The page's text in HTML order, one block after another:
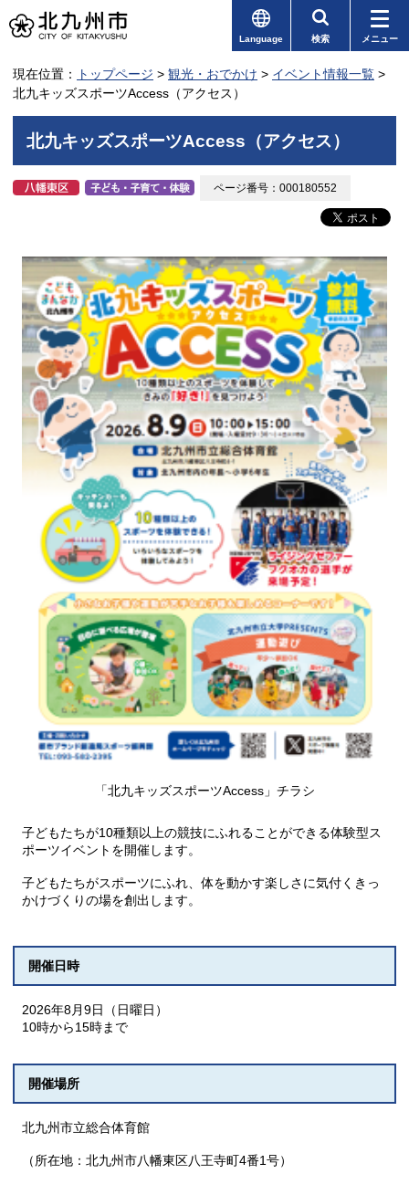
Language 検索 メニュー
現在位置： トップページ > 観光・おでかけ > イベント情報一覧 >
北九キッズスポーツAccess（アクセス）
北九キッズスポーツAccess（アクセス）
ページ番号：000180552
「北九キッズスポーツAccess」チラシ
子どもたちが10種類以上の競技にふれることができる体験型ス
ポーツイベントを開催します。
子どもたちがスポーツにふれ、体を動かす楽しさに気付くきっ
かけづくりの場を創出します。
開催日時
2026年8月9日（日曜日）
10時から15時まで
開催場所
北九州市立総合体育館
（所在地：北九州市八幡東区八王寺町4番1号）